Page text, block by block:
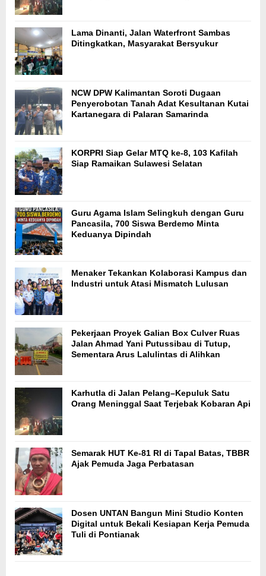
Lama Dinanti, Jalan Waterfront Sambas
Ditingkatkan, Masyarakat Bersyukur
NCW DPW Kalimantan Soroti Dugaan
Penyerobotan Tanah Adat Kesultanan Kutai
Kartanegara di Palaran Samarinda
KORPRI Siap Gelar MTQ ke-8, 103 Kafilah
Siap Ramaikan Sulawesi Selatan
Guru Agama Islam Selingkuh dengan Guru
Pancasila, 700 Siswa Berdemo Minta
Keduanya Dipindah
Menaker Tekankan Kolaborasi Kampus dan
Industri untuk Atasi Mismatch Lulusan
Pekerjaan Proyek Galian Box Culver Ruas
Jalan Ahmad Yani Putussibau di Tutup,
Sementara Arus Lalulintas di Alihkan
Karhutla di Jalan Pelang–Kepuluk Satu
Orang Meninggal Saat Terjebak Kobaran Api
Semarak HUT Ke-81 RI di Tapal Batas, TBBR
Ajak Pemuda Jaga Perbatasan
Dosen UNTAN Bangun Mini Studio Konten
Digital untuk Bekali Kesiapan Kerja Pemuda
Tuli di Pontianak